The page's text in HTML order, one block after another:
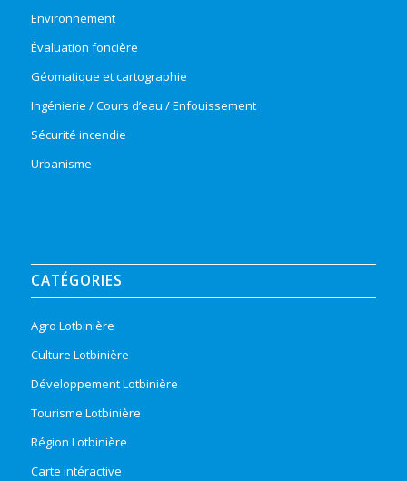
Environnement
Évaluation foncière
Géomatique et cartographie
Ingénierie / Cours d’eau / Enfouissement
Sécurité incendie
Urbanisme
CATÉGORIES
Agro Lotbinière
Culture Lotbinière
Développement Lotbinière
Tourisme Lotbinière
Région Lotbinière
Carte intéractive